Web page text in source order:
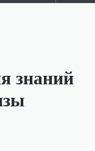
знаний